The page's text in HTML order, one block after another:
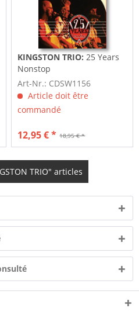
KINGSTON TRIO:25 Years
Nonstop
Art-Nr.: CDSW1156
Article doit être
commandé
18,95 € *
12,95 € *
TRIO" articles